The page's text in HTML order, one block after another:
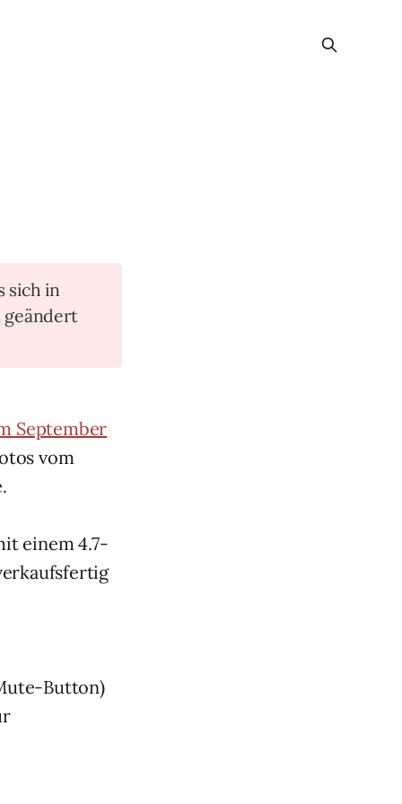
sich in
geändert
September
vom
einem 4.7-
Button)